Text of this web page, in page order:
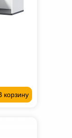
корзину